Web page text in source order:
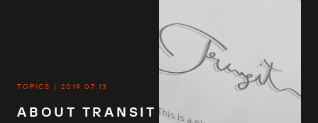
TOPICS 2019.07.13
ABOUT TRANSIT